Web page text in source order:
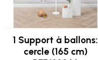
1 Support à ballons:
cercle (165 cm)